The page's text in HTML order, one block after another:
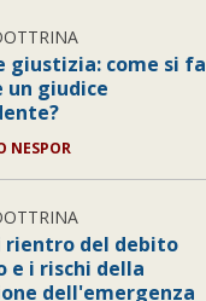
giustizia: come si fa
un giudice
NESPOR
rientro del debito
e i rischi della
dell'emergenza